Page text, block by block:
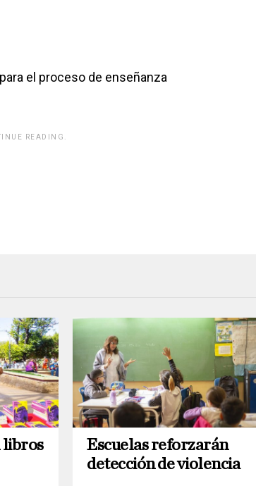
el proceso de enseñanza
READING.
libros
Escuelas reforzarán
detección de violencia